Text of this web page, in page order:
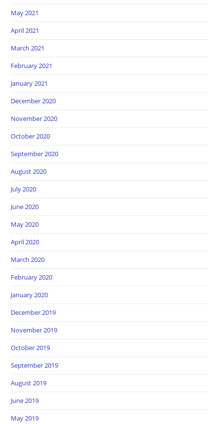
May 2021
April 2021
March 2021
February 2021
January 2021
December 2020
November 2020
October 2020
September 2020
August 2020
July 2020
June 2020
May 2020
April 2020
March 2020
February 2020
January 2020
December 2019
November 2019
October 2019
September 2019
August 2019
June 2019
May 2019